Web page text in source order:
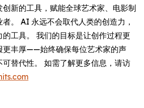
新的工具，赋能全球艺术家、电影制
。 AI 永远不会取代人类的创造力，
工具。 我们的目标是让创作过程更
更丰厚——始终确保每位艺术家的声
替代性。 如需了解更多信息，请访